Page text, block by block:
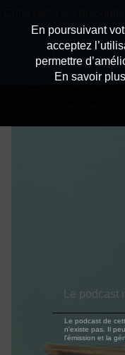
Détails De
à 12h29
En poursuivant
acceptez
permettre
En savoir
Non merci
Le podcast
Le podcast de
n'existe pas. Il
l'émission et la